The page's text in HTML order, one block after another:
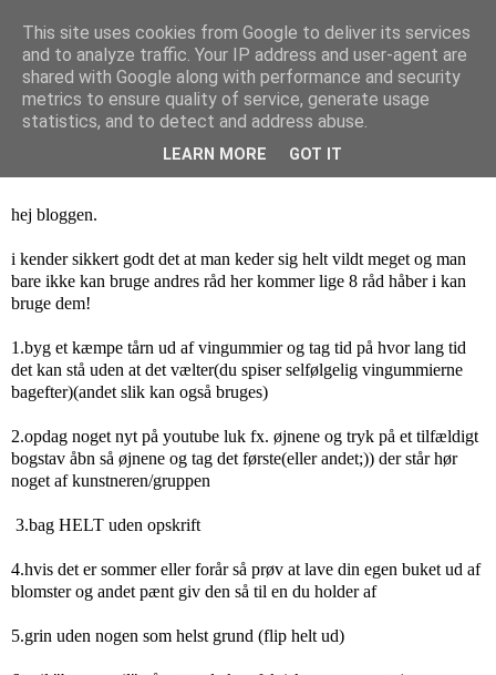
Isa Larsen
mandag den 26. marts 2012
keder mig!:(
hej bloggen.
i kender sikkert godt det at man keder sig helt vildt meget og man
bare ikke kan bruge andres råd her kommer lige 8 råd håber i kan
bruge dem!
1.byg et kæmpe tårn ud af vingummier og tag tid på hvor lang tid
det kan stå uden at det vælter(du spiser selfølgelig vingummierne
bagefter)(andet slik kan også bruges)
2.opdag noget nyt på youtube luk fx. øjnene og tryk på et tilfældigt
bogstav åbn så øjnene og tag det første(eller andet;)) der står hør
noget af kunstneren/gruppen
3.bag HELT uden opskrift
4.hvis det er sommer eller forår så prøv at lave din egen buket ud af
blomster og andet pænt giv den så til en du holder af
5.grin uden nogen som helst grund (flip helt ud)
This site uses cookies from Google to deliver its services
and to analyze traffic. Your IP address and user-agent are
shared with Google along with performance and security
metrics to ensure quality of service, generate usage
statistics, and to detect and address abuse.
LEARN MORE GOT IT